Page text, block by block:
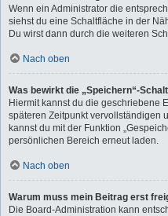
Wenn ein Administrator die
siehst du eine Schaltfläche in der
Du wirst dann durch die weiteren
Nach oben
Was bewirkt die „Speichern“-
Hiermit kannst du die geschriebene
späteren Zeitpunkt vervollständigen
kannst du mit der Funktion
persönlichen Bereich erneut laden.
Nach oben
Warum muss mein Beitrag erst
Die Board-Administration kann